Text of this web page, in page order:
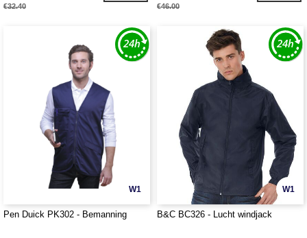
€32.40 €46.00
W1
Pen Duick PK302 - Bemanning
W1
B&C BC326 - Lucht windjack